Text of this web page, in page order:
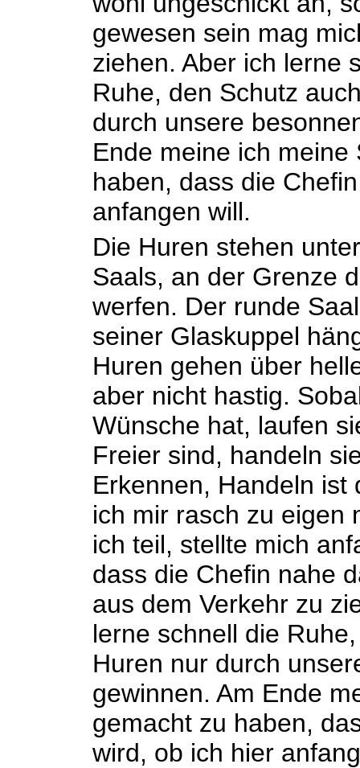
gewesen sein mag
ziehen. Aber ich lerne
Ruhe, den Schutz
durch unsere
Ende meine ich
haben, dass die
anfangen will.
Die Huren stehen
Saals, an der Grenze
werfen. Der runde
seiner Glaskuppel
Huren gehen über
aber nicht hastig.
Wünsche hat, laufen
Freier sind, handeln
Erkennen, Handeln ist
ich mir rasch zu eigen
ich teil, stellte mich
dass die Chefin nahe
aus dem Verkehr zu
lerne schnell die
Huren nur durch
gewinnen. Am Ende
gemacht zu haben,
wird, ob ich hier